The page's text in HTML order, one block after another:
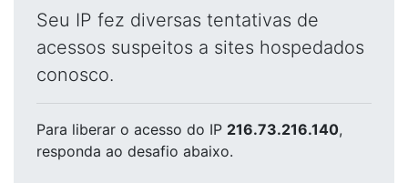
Seu IP fez diversas tentativas de
acessos suspeitos a sites hospedados
conosco.
Para liberar o acesso do IP 216.73.216.140,
responda ao desafio abaixo.